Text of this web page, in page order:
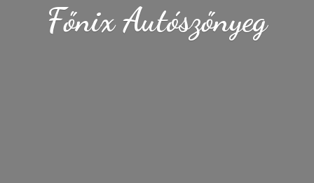
Főnix Autószőnyeg